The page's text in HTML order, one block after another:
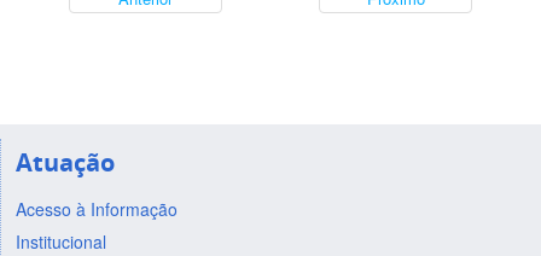
Atuação
Acesso à Informação
Institucional